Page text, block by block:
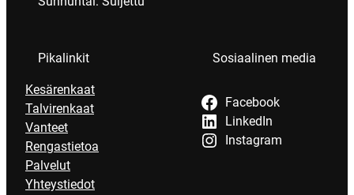
Pikalinkit
Kesärenkaat
Talvirenkaat
Vanteet
Rengastietoa
Palvelut
Yhteystiedot
Sosiaalinen media
Facebook
LinkedIn
Instagram